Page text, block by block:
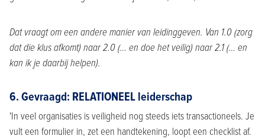
Dat vraagt om een andere manier van leidinggeven. Van 1.0 (zorg
dat die klus afkomt) naar 2.0 (… en doe het veilig) naar 2.1 (… en
kan ik je daarbij helpen).
6. Gevraagd: RELATIONEEL leiderschap
'In veel organisaties is veiligheid nog steeds iets transactioneels. Je
vult een formulier in, zet een handtekening, loopt een checklist af.